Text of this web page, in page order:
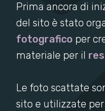
Prima ancora di
del sito è stato
fotografico per
materiale per il
Le foto scattate
sito e utilizzate